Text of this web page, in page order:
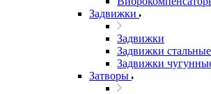
Задвижки
Задвижки
Задвижки стальные
Задвижки
Затворы